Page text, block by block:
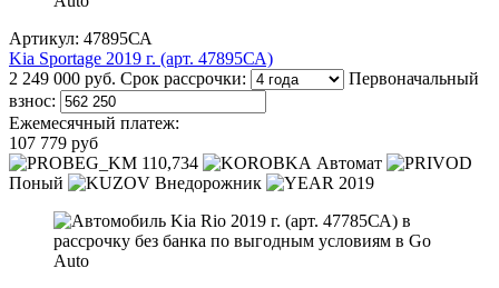
Артикул: 47895СА
Kia Sportage 2019 г. (арт. 47895СА)
2 249 000 руб. Срок рассрочки:
Первоначальный
взнос:
Ежемесячный платеж:
107 779 руб
110,734
Автомат
Поный
Внедорожник 2019